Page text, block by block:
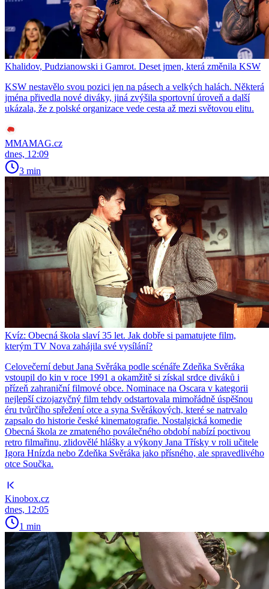
Khalidov, Pudzianowski i Gamrot. Deset jmen, která změnila KSW
KSW nestavělo svou pozici jen na pásech a velkých halách. Některá
jména přivedla nové diváky, jiná zvýšila sportovní úroveň a další
ukázala, že z polské organizace vede cesta až mezi světovou elitu.
MMAMAG.cz
dnes, 12:09
3 min
Kvíz: Obecná škola slaví 35 let. Jak dobře si pamatujete film,
kterým TV Nova zahájila své vysílání?
Celovečerní debut Jana Svěráka podle scénáře Zdeňka Svěráka
vstoupil do kin v roce 1991 a okamžitě si získal srdce diváků i
přízeň zahraniční filmové obce. Nominace na Oscara v kategorii
nejlepší cizojazyčný film tehdy odstartovala mimořádně úspěšnou
éru tvůrčího spřežení otce a syna Svěrákových, které se natrvalo
zapsalo do historie české kinematografie. Nostalgická komedie
Obecná škola ze zmateného poválečného období nabízí poctivou
retro filmařinu, zlidovělé hlášky a výkony Jana Třísky v roli učitele
Igora Hnízda nebo Zdeňka Svěráka jako přísného, ale spravedlivého
otce Součka.
Kinobox.cz
dnes, 12:05
1 min